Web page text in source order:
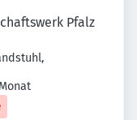
Pfalz